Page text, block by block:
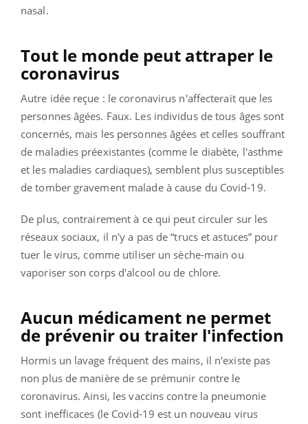
nasal.
Tout le monde peut attraper le
coronavirus
Autre idée reçue : le coronavirus n'affecterait que les
personnes âgées. Faux. Les individus de tous âges sont
concernés, mais les personnes âgées et celles souffrant
de maladies préexistantes (comme le diabète, l'asthme
et les maladies cardiaques), semblent plus susceptibles
de tomber gravement malade à cause du Covid-19.
De plus, contrairement à ce qui peut circuler sur les
réseaux sociaux, il n'y a pas de “trucs et astuces” pour
tuer le virus, comme utiliser un sèche-main ou
vaporiser son corps d'alcool ou de chlore.
Aucun médicament ne permet
de prévenir ou traiter l'infection
Hormis un lavage fréquent des mains, il n'existe pas
non plus de manière de se prémunir contre le
coronavirus. Ainsi, les vaccins contre la pneumonie
sont inefficaces (le Covid-19 est un nouveau virus